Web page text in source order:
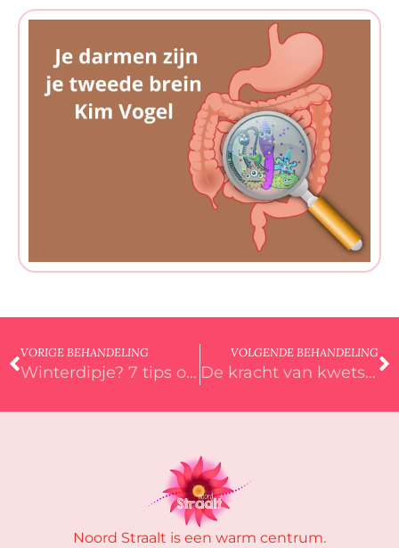
VORIGE BEHANDELING
Winterdipje? 7 tips om minder last te hebben van de winterblues: Kim Vogel Orthomoleculair therapeute
VOLGENDE BEHANDELING
De kracht van kwetsbaarheid bij orthomoleculaire therapie; Kim Vogel
Noord Straalt is een warm centrum.